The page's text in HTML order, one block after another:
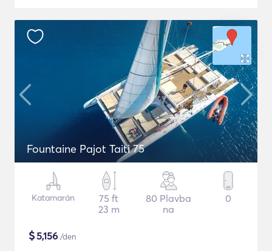
Fountaine Pajot Taiti 75
Katamarán
75 ft
23 m
80 Plavba
na
0
$5,156 /den